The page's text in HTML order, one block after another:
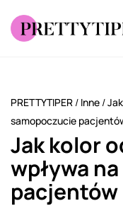
PRETTYTIPER / Inne /
samopoczucie
Jak kolor
wpływa
pacjentów